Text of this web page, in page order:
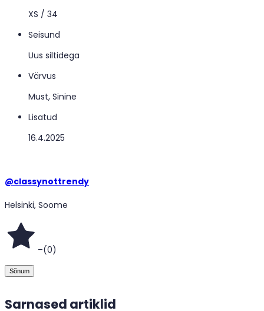
Sarnased artiklid
XS / 34
Seisund
Uus siltidega
Värvus
Must, Sinine
Lisatud
16.4.2025
@classynottrendy
Helsinki, Soome
–(0)
Sõnum